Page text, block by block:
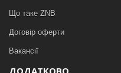
Що таке ZNB
Договір оферти
Вакансії